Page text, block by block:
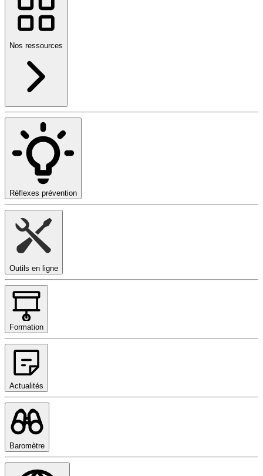
Nos ressources
Réflexes prévention
Outils en ligne
Formation
Actualités
Baromètre